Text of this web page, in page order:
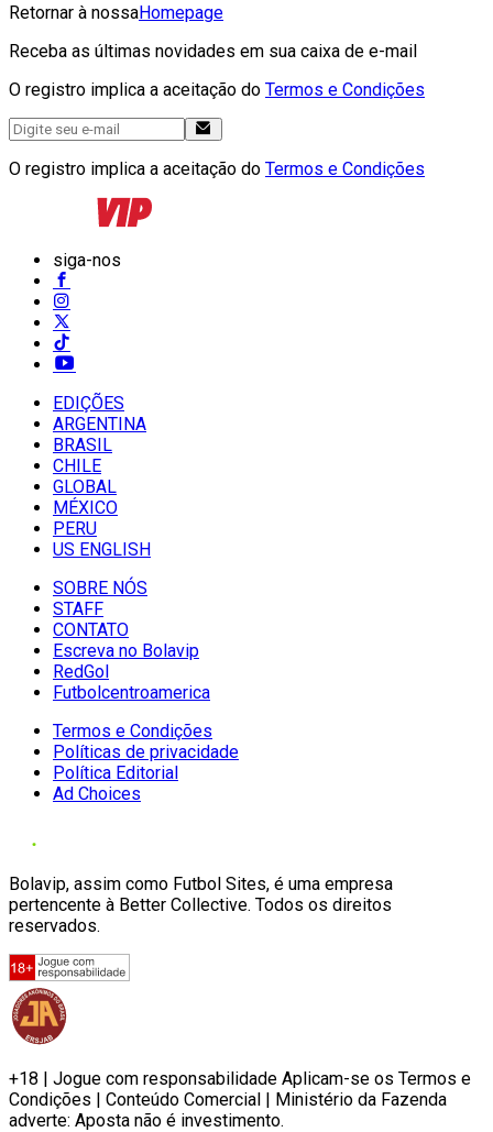
Retornar à nossaHomepage
Receba as últimas novidades em sua caixa de e-mail
O registro implica a aceitação do Termos e Condições
O registro implica a aceitação do Termos e Condições
siga-nos
EDIÇÕES
ARGENTINA
BRASIL
CHILE
GLOBAL
MÉXICO
PERU
US ENGLISH
SOBRE NÓS
STAFF
CONTATO
Escreva no Bolavip
RedGol
Futbolcentroamerica
Termos e Condições
Políticas de privacidade
Política Editorial
Ad Choices
Bolavip, assim como Futbol Sites, é uma empresa
pertencente à Better Collective. Todos os direitos
reservados.
+18 | Jogue com responsabilidade Aplicam-se os Termos e
Condições | Conteúdo Comercial | Ministério da Fazenda
adverte: Aposta não é investimento.